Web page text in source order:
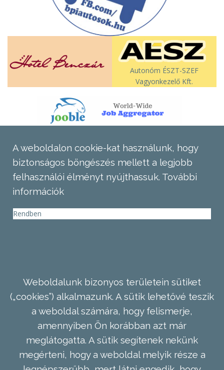
Autonóm ÉSZT-SZEF
Vagyonkezelő Kft.
A weboldalon cookie-kat használunk, hogy
biztonságos böngészés mellett a legjobb
felhasználói élményt nyújthassuk. További
információk
Rendben
Weboldalunk bizonyos területein sütiket
(„cookies”) alkalmazunk. A sütik lehetővé teszik
a weboldal számára, hogy felismerje,
amennyiben Ön korábban azt már
meglátogatta. A sütik segítenek nekünk
megérteni, hogy a weboldal melyik része a